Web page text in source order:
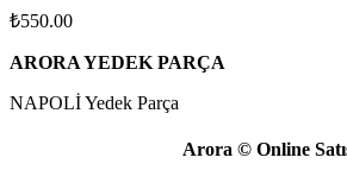
₺550.00
ARORA YEDEK PARÇA
NAPOLİ Yedek Parça
Arora © Online